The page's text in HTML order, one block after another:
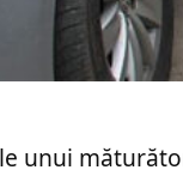
unui